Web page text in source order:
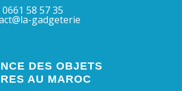
58 57 35
gadgeterie
DES OBJETS
AU MAROC